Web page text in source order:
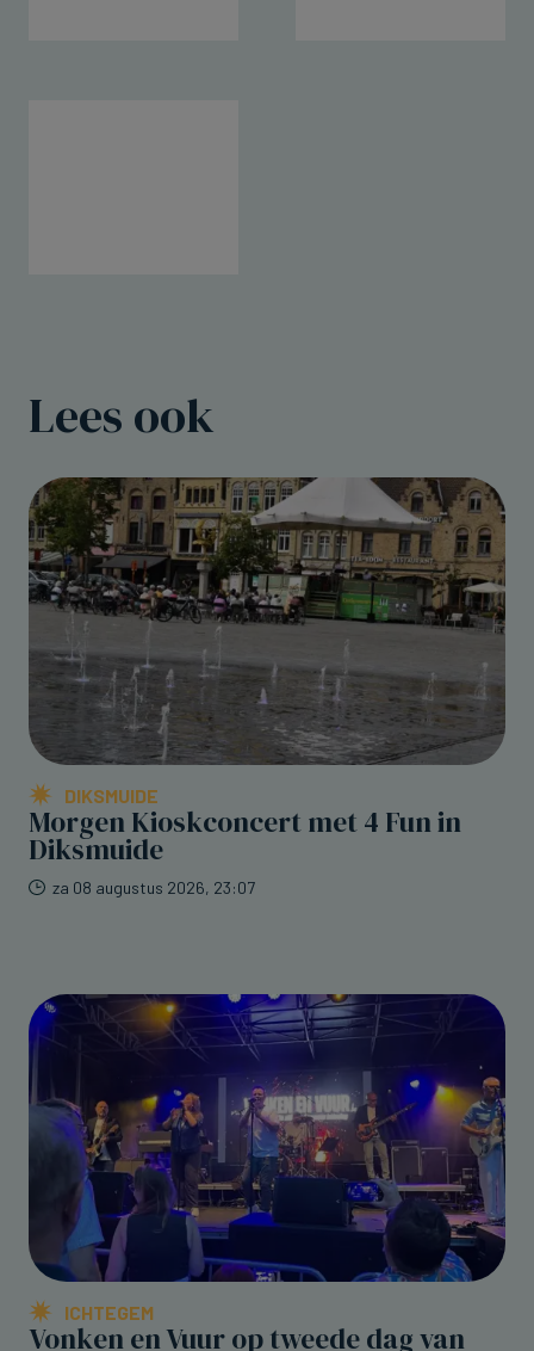
Lees ook
DIKSMUIDE
Morgen Kioskconcert met 4 Fun in
Diksmuide
za 08 augustus 2026, 23:07
ICHTEGEM
Vonken en Vuur op tweede dag van